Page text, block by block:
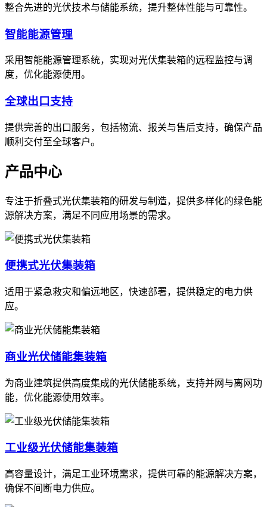
整合先进的光伏技术与储能系统，提升整体性能与可靠性。
智能能源管理
采用智能能源管理系统，实现对光伏集装箱的远程监控与调
度，优化能源使用。
全球出口支持
提供完善的出口服务，包括物流、报关与售后支持，确保产品
顺利交付至全球客户。
产品中心
专注于折叠式光伏集装箱的研发与制造，提供多样化的绿色能
源解决方案，满足不同应用场景的需求。
便携式光伏集装箱
适用于紧急救灾和偏远地区，快速部署，提供稳定的电力供
应。
商业光伏储能集装箱
为商业建筑提供高度集成的光伏储能系统，支持并网与离网功
能，优化能源使用效率。
工业级光伏储能集装箱
高容量设计，满足工业环境需求，提供可靠的能源解决方案，
确保不间断电力供应。